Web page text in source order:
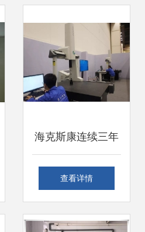
备安装调试服务顺
利完成
海克斯康连续三年
助力中国技能大
查看详情